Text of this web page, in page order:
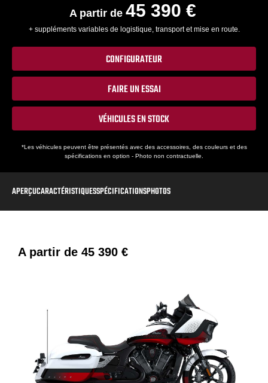
A partir de 45 390 €
+ suppléments variables de logistique, transport et mise en route.
CONFIGURATEUR
FAIRE UN ESSAI
VÉHICULES EN STOCK
*Les véhicules peuvent être présentés avec des accessoires, des couleurs et des
spécifications en option - Photo non contractuelle.
APERÇUCARACTÉRISTIQUESSPÉCIFICATIONSPHOTOS
A partir de 45 390 €